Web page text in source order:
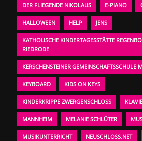
DER FLIEGENDE NIKOLAUS E-PIANO
HALLOWEEN HELP JENS
KATHOLISCHE KINDERTAGESSTÄTTE
RIEDRODE
KERSCHENSTEINER GEMEINSCHAFTSSCHULE
KEYBOARD KIDS ON KEYS
KINDERKRIPPE ZWERGENSCHLOSS
MANNHEIM MELANIE SCHLÜTER
MUSIKUNTERRICHT NEUSCHLOSS.NET